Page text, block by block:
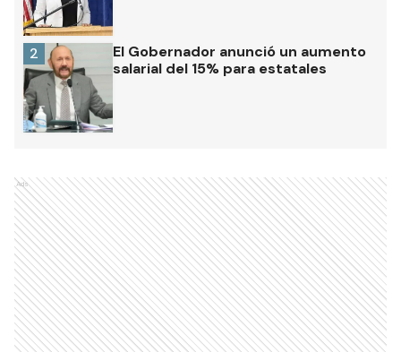
El Gobernador anunció un aumento
salarial del 15% para estatales
2
Ads